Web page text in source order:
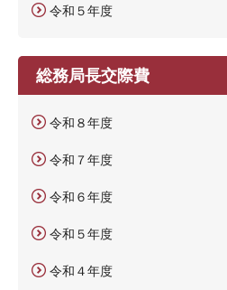
令和５年度
総務局長交際費
令和８年度
令和７年度
令和６年度
令和５年度
令和４年度